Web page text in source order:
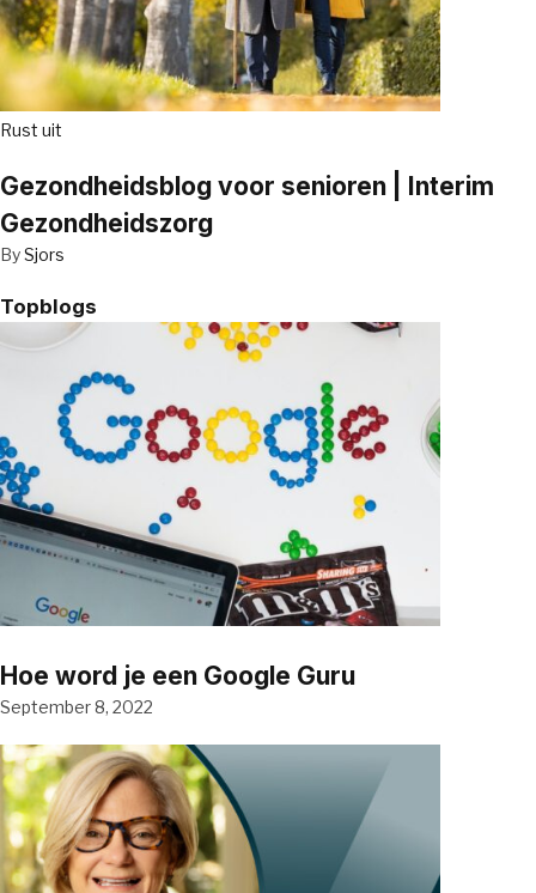
Rust uit
Gezondheidsblog voor senioren | Interim
Gezondheidszorg
BySjors
Topblogs
Hoe word je een Google Guru
September 8, 2022